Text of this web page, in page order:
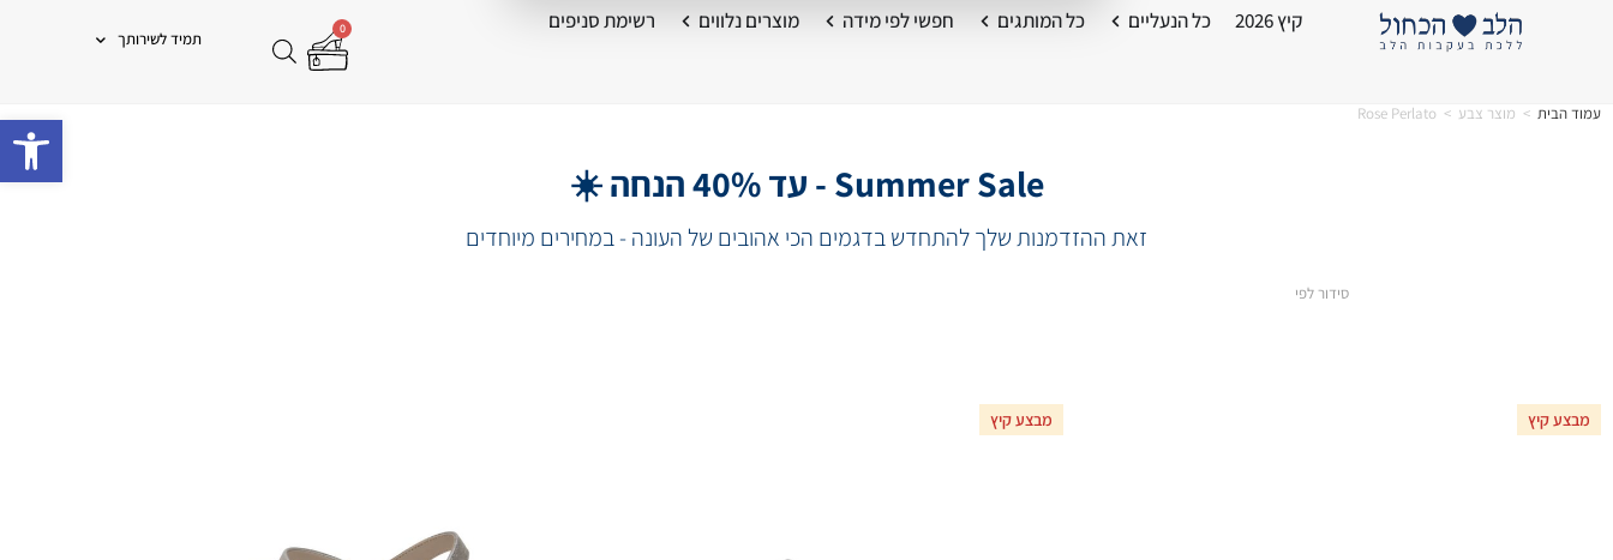
קיץ 2026 כל הנעליים כל המותגים חפשי לפי מידה מוצרים נלווים רשימת סניפים 0
תמיד לשירותך
עמוד הבית > מוצר צבע >
Rose Perlato
Summer Sale - עד 40% הנחה ☀️
זאת ההזדמנות שלך להתחדש בדגמים הכי אהובים של העונה - במחירים מיוחדים
סידור לפי
מבצע קיץ מבצע קיץ